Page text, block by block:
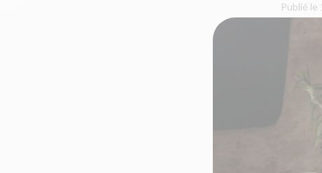
Publié le